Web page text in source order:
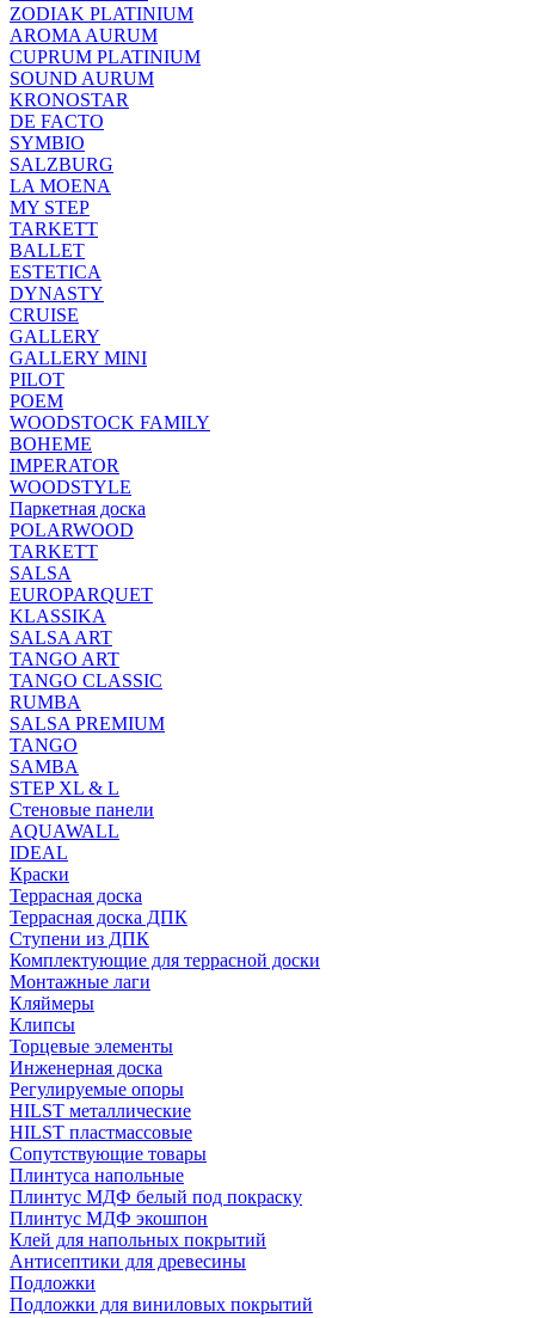
ZODIAK PLATINIUM
AROMA AURUM
CUPRUM PLATINIUM
SOUND AURUM
KRONOSTAR
DE FACTO
SYMBIO
SALZBURG
LA MOENA
MY STEP
TARKETT
BALLET
ESTETICA
DYNASTY
CRUISE
GALLERY
GALLERY MINI
PILOT
POEM
WOODSTOCK FAMILY
BOHEME
IMPERATOR
WOODSTYLE
Паркетная доска
POLARWOOD
TARKETT
SALSA
EUROPARQUET
KLASSIKA
SALSA ART
TANGO ART
TANGO CLASSIC
RUMBA
SALSA PREMIUM
TANGO
SAMBA
STEP XL & L
Стеновые панели
AQUAWALL
IDEAL
Краски
Террасная доска
Террасная доска ДПК
Ступени из ДПК
Комплектующие для террасной доски
Монтажные лаги
Кляймеры
Клипсы
Торцевые элементы
Инженерная доска
Регулируемые опоры
HILST металлические
HILST пластмассовые
Сопутствующие товары
Плинтуса напольные
Плинтус МДФ белый под покраску
Плинтус МДФ экошпон
Клей для напольных покрытий
Антисептики для древесины
Подложки
Подложки для виниловых покрытий